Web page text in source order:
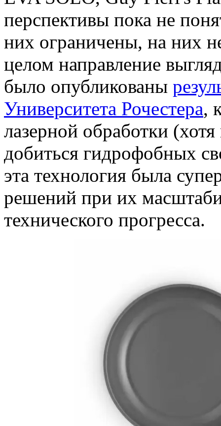
перспективы пока не
них ограничены, на них
целом направление
было опубликованы
Университета Рочестера,
лазерной обработки
добиться гидрофобных
эта технология была
решений при их
технического прогресса.